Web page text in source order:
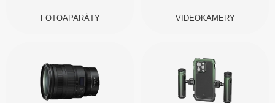
FOTOAPARÁTY VIDEOKAMERY